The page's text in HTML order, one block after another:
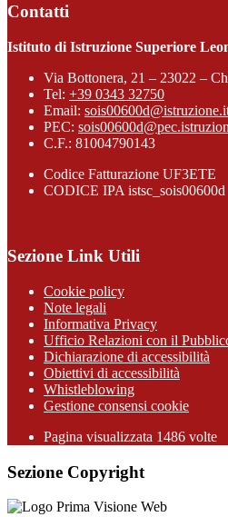
Contatti
Istituto di Istruzione Superiore
Via Bottonera, 21 – 23022 –
Tel: +39 0343 32750
Email:
PEC:
C.F.: 81004790143
Codice Fatturazione UF3ETE
CODICE IPA istsc_sois00600d
Sezione Link Utili
Cookie policy
Note legali
Informativa Privacy
Ufficio Relazioni con il
Dichiarazione di accessibilità
Obiettivi di accessibilità
Whistleblowing
Gestione consensi cookie
Pagina visualizzata 1486 volte
Sezione Copyright